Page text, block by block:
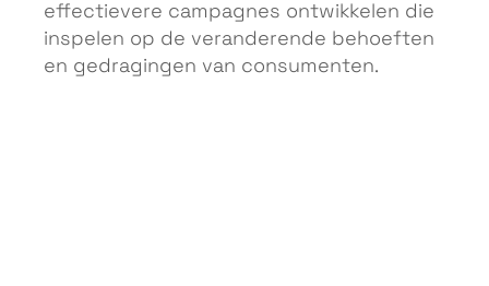
effectievere campagnes ontwikkelen die
inspelen op de veranderende behoeften
en gedragingen van consumenten.